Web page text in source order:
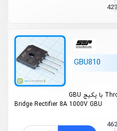
GBU810
Bridge Rectifier 8A 1000V GBU